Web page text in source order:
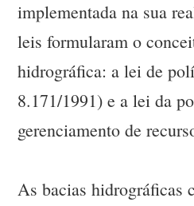
implementada na sua
leis formularam o
hidrográfica: a lei de
8.171/1991) e a lei da
gerenciamento de
As bacias hidrográficas